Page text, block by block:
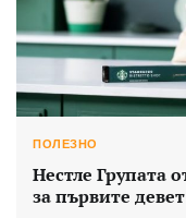
ПОЛЕЗНО
Нестле Групата
за първите